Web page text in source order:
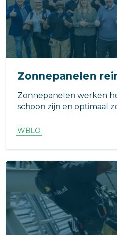
Zonnepanelen
Zonnepanelen werken
schoon zijn en optimaal
en luchtverontreiniging
WBLO